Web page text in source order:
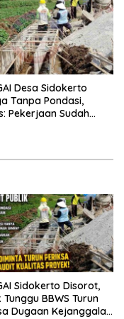
Desa Sidokerto
Tanpa Pondasi,
Pekerjaan Sudah
Sidokerto Disorot,
Tunggu BBWS Turun
Dugaan Kejanggalan